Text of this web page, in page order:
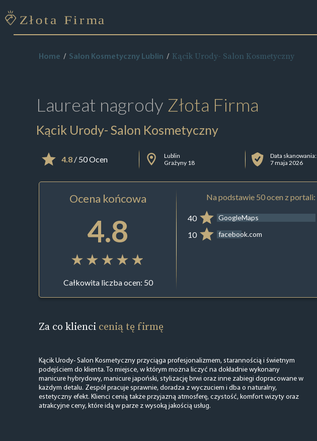
Home Salon Kosmetyczny Lublin Kącik Urody- Salon Kosmetyczny
Laureat nagrody Złota Firma
Kącik Urody- Salon Kosmetyczny
4.8/ 50 Ocen
Lublin
Grażyny 18
Data skanowania:
7 maja 2026
Ocena końcowa
4.8
Całkowita liczba ocen: 50
Na podstawie 50 ocen z portali:
40 GoogleMaps
10 facebook.com
Za co klienci cenią tę firmę
Kącik Urody- Salon Kosmetyczny przyciąga profesjonalizmem, starannością i świetnym
podejściem do klienta. To miejsce, w którym można liczyć na dokładnie wykonany
manicure hybrydowy, manicure japoński, stylizację brwi oraz inne zabiegi dopracowane w
każdym detalu. Zespół pracuje sprawnie, doradza z wyczuciem i dba o naturalny,
estetyczny efekt. Klienci cenią także przyjazną atmosferę, czystość, komfort wizyty oraz
atrakcyjne ceny, które idą w parze z wysoką jakością usług.